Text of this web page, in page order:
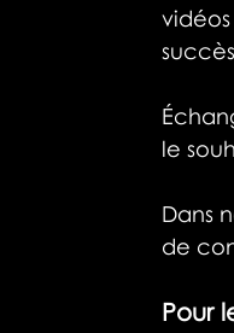
le
Dans
de
Pour